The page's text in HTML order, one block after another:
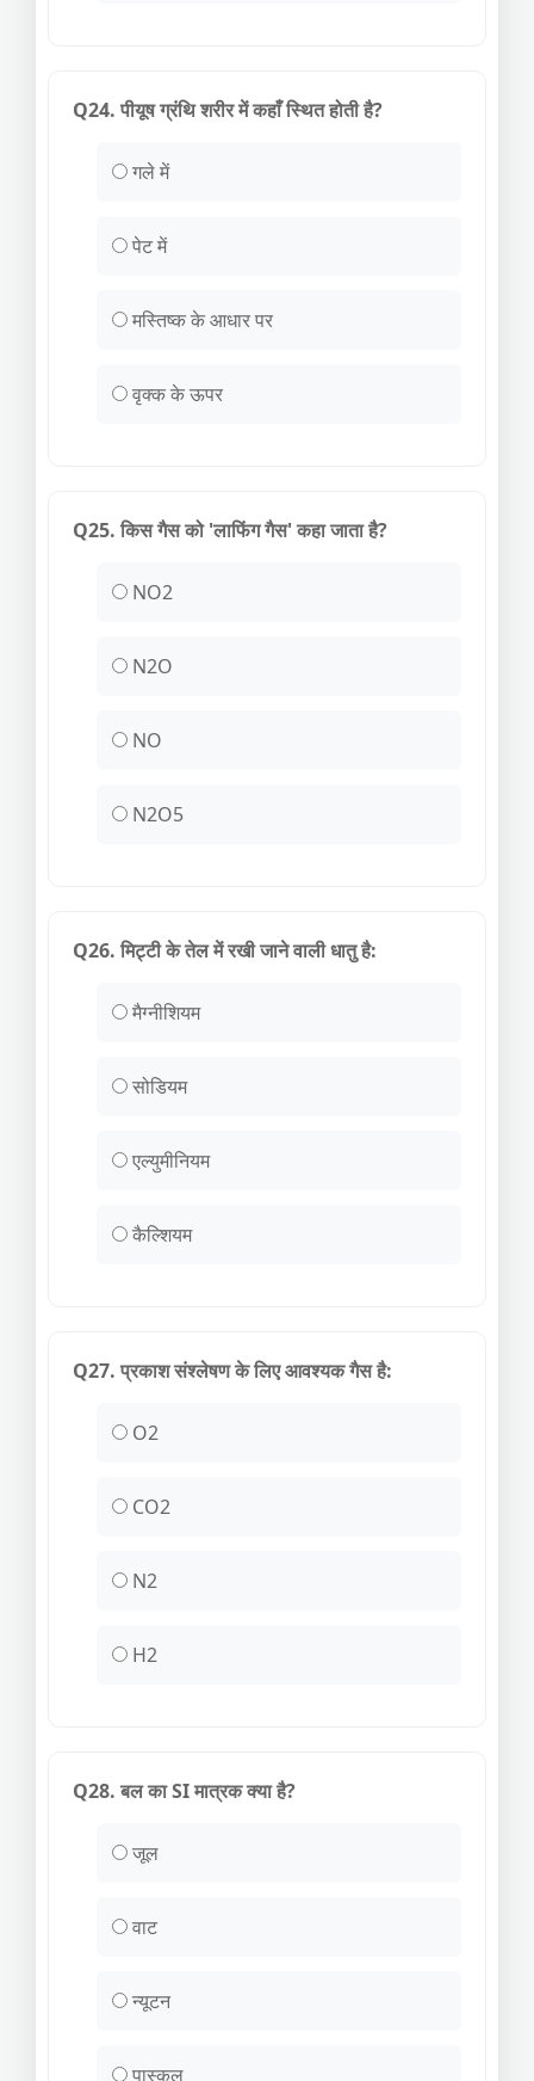
Q24. पीयूष ग्रंथि शरीर में कहाँ स्थित होती है?
गले में
पेट में
मस्तिष्क के आधार पर
वृक्क के ऊपर
Q25. किस गैस को 'लाफिंग गैस' कहा जाता है?
NO2
N2O
NO
N2O5
Q26. मिट्टी के तेल में रखी जाने वाली धातु है:
मैग्नीशियम
सोडियम
एल्युमीनियम
कैल्शियम
Q27. प्रकाश संश्लेषण के लिए आवश्यक गैस है:
O2
CO2
N2
H2
Q28. बल का SI मात्रक क्या है?
जूल
वाट
न्यूटन
पास्कल